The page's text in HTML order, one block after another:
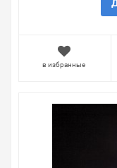
в избранные